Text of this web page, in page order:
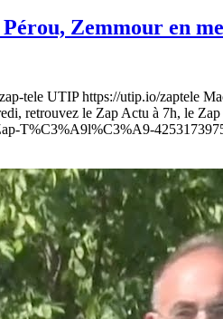
Zemmour en
tele UTIP https://utip.io/zaptele
retrouvez le Zap Actu à 7h, le
T%C3%A9l%C3%A9-